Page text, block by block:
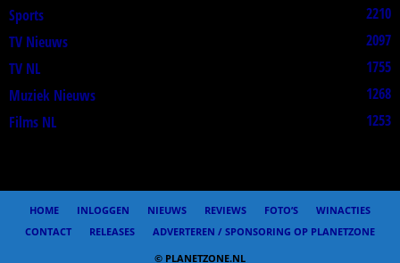
Sports
2210
TV Nieuws
2097
TV NL
1755
Muziek Nieuws
1268
Films NL
1253
HOME INLOGGEN NIEUWS REVIEWS FOTO’S
WINACTIES
CONTACT
RELEASES
ADVERTEREN / SPONSORING OP PLANETZONE
© PLANETZONE.NL